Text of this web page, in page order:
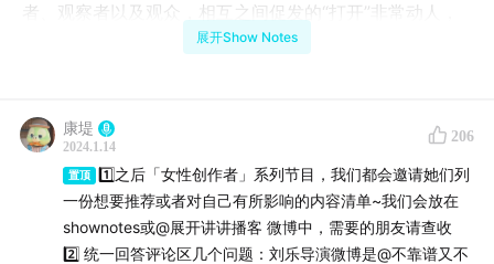
者、观察者以及观众，相互之间促发的“打开”非常动人，
尤其在当下倾向于封闭和谨慎的社交场。到底具备怎样的
在“再爱宇宙”里，每一个感受都值得被好好对待，每一次
“打开”都值得被赞赏。这背后是长时间的看见和倾听，是
尊重一个人打开的节奏。这是一档无法量产的节目，关于
人的情感探索就像开地图，永远存在未知地带，因此三季
展开Show Notes
康堤
2024.1.14
206
置顶
1️⃣之后「女性创作者」系列节目，我们都会邀请她们列
一份想要推荐或者对自己有所影响的内容清单~我们会放在
shownotes或@展开讲讲播客 微博中，需要的朋友请查收
2️⃣ 统一回答评论区几个问题：刘乐导演微博是@不靠谱又不